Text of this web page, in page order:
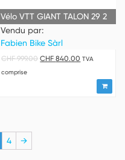
Vélo VTT GIANT TALON 29 2
Vendu par:
Fabien Bike Sàrl
CHF999.00 CHF840.00 TVA
comprise
4 →